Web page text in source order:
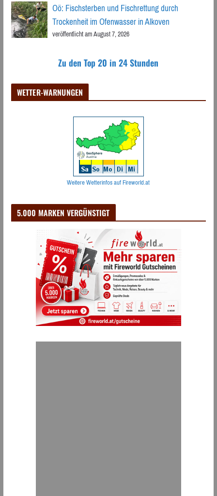
Oö: Fischsterben und Fischrettung durch
Trockenheit im Ofenwasser in Alkoven
veröffentlicht am August 7, 2026
Zu den Top 20 in 24 Stunden
WETTER-WARNUNGEN
Weitere Wetterinfos auf Fireworld.at
5.000 MARKEN VERGÜNSTIGT